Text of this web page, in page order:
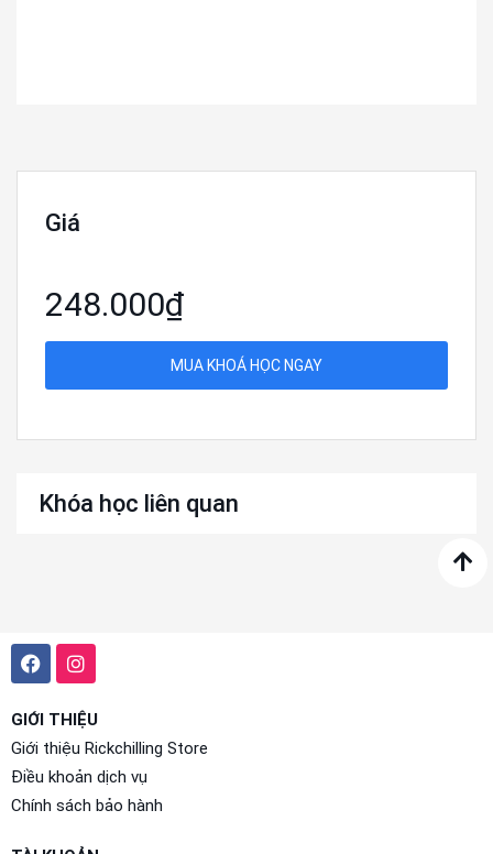
Giá
248.000₫
MUA KHOÁ HỌC NGAY
Khóa học liên quan
GIỚI THIỆU
Giới thiệu Rickchilling Store
Điều khoản dịch vụ
Chính sách bảo hành